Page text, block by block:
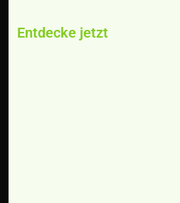
Entdecke jetzt